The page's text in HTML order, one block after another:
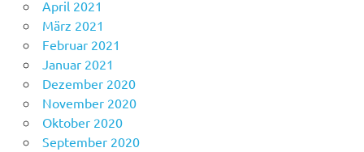
April 2021
März 2021
Februar 2021
Januar 2021
Dezember 2020
November 2020
Oktober 2020
September 2020